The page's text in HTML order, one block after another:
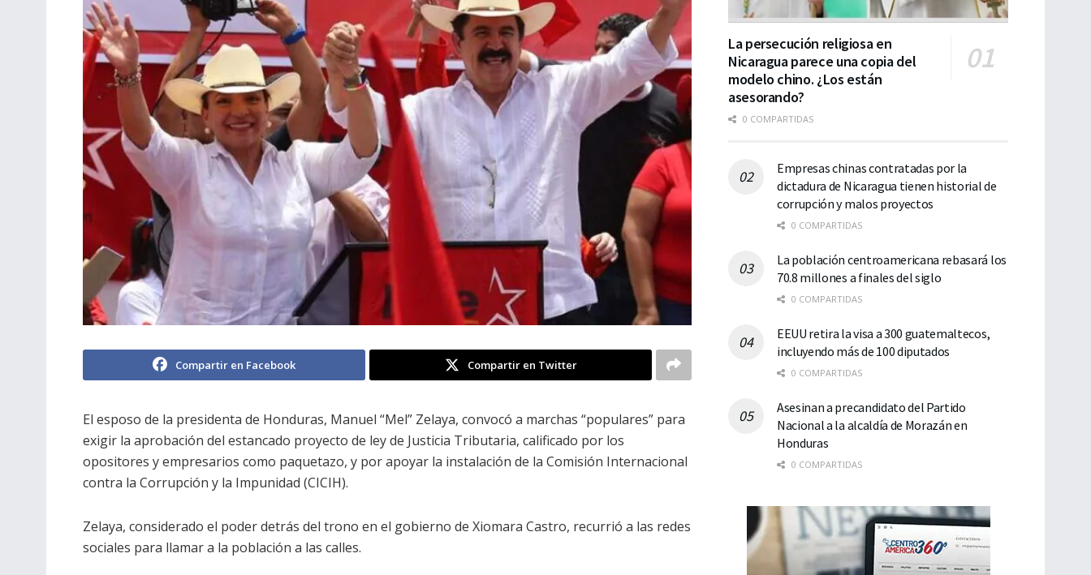
Compartir en Facebook Compartir en Twitter
El esposo de la presidenta de Honduras, Manuel “Mel” Zelaya, convocó a marchas “populares” para
exigir la aprobación del estancado proyecto de ley de Justicia Tributaria, calificado por los
opositores y empresarios como paquetazo, y por apoyar la instalación de la Comisión Internacional
contra la Corrupción y la Impunidad (CICIH).
Zelaya, considerado el poder detrás del trono en el gobierno de Xiomara Castro, recurrió a las redes
sociales para llamar a la población a las calles.
La persecución religiosa en
Nicaragua parece una copia del
modelo chino. ¿Los están
asesorando?
0 COMPARTIDAS
Empresas chinas contratadas por la
dictadura de Nicaragua tienen historial de
corrupción y malos proyectos
0 COMPARTIDAS
La población centroamericana rebasará los
70.8 millones a finales del siglo
0 COMPARTIDAS
EEUU retira la visa a 300 guatemaltecos,
incluyendo más de 100 diputados
0 COMPARTIDAS
Asesinan a precandidato del Partido
Nacional a la alcaldía de Morazán en
Honduras
0 COMPARTIDAS